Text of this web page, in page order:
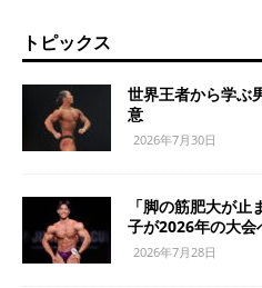
トピックス
世界王者から学ぶ
意
2026年7月30日
「脚の筋肥大が
子が2026年の大会
2026年7月28日